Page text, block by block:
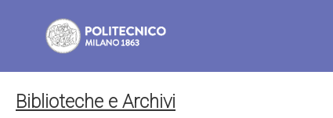
Biblioteche e Archivi